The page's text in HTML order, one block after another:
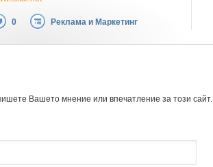
0 Реклама и Маркетинг
Вашето мнение или впечатление за този сайт.